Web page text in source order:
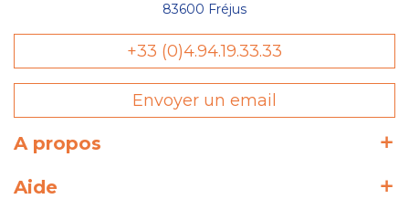
83600 Fréjus
+33 (0)4.94.19.33.33
Envoyer un email
A propos
Aide